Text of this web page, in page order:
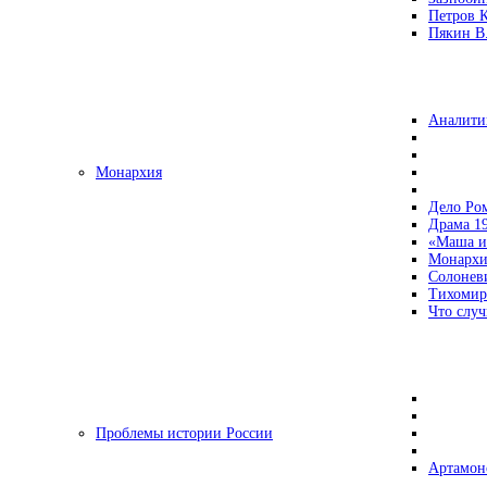
Петров
Пякин
Монархия
Дело
Драма
«Маша и
Что
Проблемы истории России